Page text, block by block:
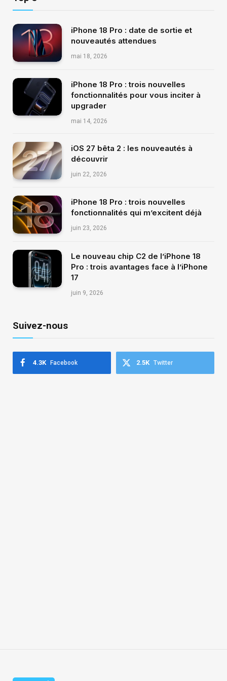
iPhone 18 Pro : date de sortie et
nouveautés attendues
mai 18, 2026
iPhone 18 Pro : trois nouvelles
fonctionnalités pour vous inciter à
upgrader
mai 14, 2026
iOS 27 bêta 2 : les nouveautés à
découvrir
juin 22, 2026
iPhone 18 Pro : trois nouvelles
fonctionnalités qui m’excitent déjà
juin 23, 2026
Le nouveau chip C2 de l’iPhone 18
Pro : trois avantages face à l’iPhone
17
juin 9, 2026
Suivez-nous
Facebook
4.3K Twitter
2.5K